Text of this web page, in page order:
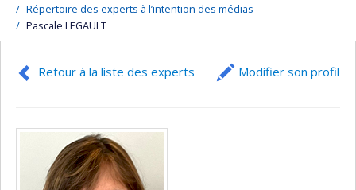
Répertoire des experts à l’intention des médias
Pascale LEGAULT
Retour à la liste des experts Modifier son profil